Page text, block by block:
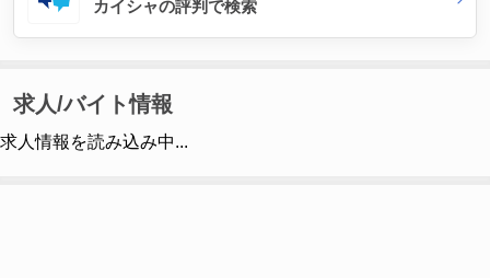
カイシャの評判で検索
求人/バイト情報
求人情報を読み込み中...